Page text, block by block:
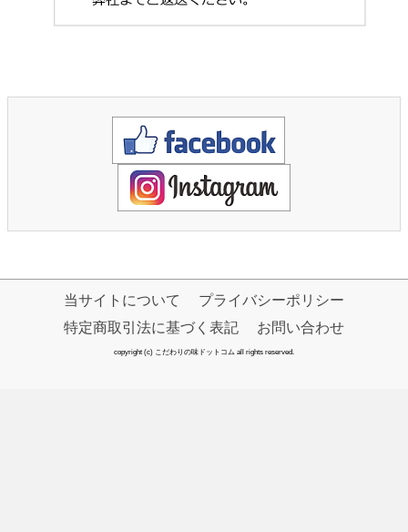
当サイトについて
プライバシーポリシー
特定商取引法に基づく表記
お問い合わせ
copyright (c) こだわりの味ドットコム all rights reserved.